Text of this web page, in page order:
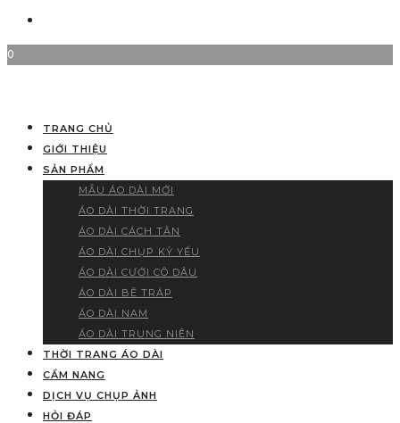
0
TRANG CHỦ
GIỚI THIỆU
SẢN PHẨM
MẪU ÁO DÀI MỚI
ÁO DÀI THỜI TRANG
ÁO DÀI CÁCH TÂN
ÁO DÀI CHỤP KỶ YẾU
ÁO DÀI CƯỚI CÔ DÂU
ÁO DÀI BÊ TRÁP
ÁO DÀI NAM
ÁO DÀI TRUNG NIÊN
THỜI TRANG ÁO DÀI
CẨM NANG
DỊCH VỤ CHỤP ẢNH
HỎI ĐÁP